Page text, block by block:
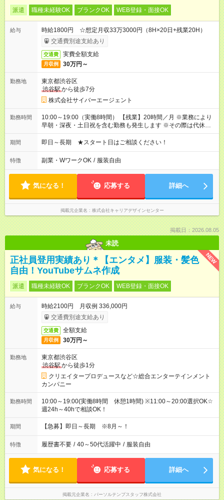
派遣 職種未経験OK ブランクOK WEB登録・面接OK
給与
時給1800円 ☆想定月収33万3000円（8H×20日+残業20H）
交通費別途支給あり
交通費 実費全額支給
月収例 30万円～
勤務地
東京都渋谷区
渋谷駅から徒歩7分
株式会社サイバーエージェント
勤務時間
10:00～19:00（実働8時間） 【残業】20時間／月 ※業務により
早朝・深夜・土日祝を含む勤務も発生します ※その際は代休の
取得をして頂きます
期間 即日～長期 ★スタート日はご相談ください！
特徴 副業・WワークOK / 服装自由
気になる！ 応募する 詳細へ
掲載元企業名 株式会社キャリアデザインセンター
掲載日：2026.08.05
未読
NEW
正社員登用実績あり＊【エンタメ】服装・髪色
自由！YouTubeサムネ作成
派遣 職種未経験OK ブランクOK WEB登録・面接OK
給与
時給2100円 月収例 336,000円
交通費別途支給あり
交通費 全額支給
月収例 30万円～
勤務地
東京都渋谷区
渋谷駅から徒歩1分
クリエイタープロデュースなど☆総合エンターテインメント
カンパニー
勤務時間
10:00～19:00(実働8時間 休憩1時間) ※11:00～20:00選択OK☆
週24h～40hで相談OK！
期間 【急募】即日～長期 ※8月～！
特徴 履歴書不要 / 40～50代活躍中 / 服装自由
気になる！ 応募する 詳細へ
掲載元企業名 パーソルテンプスタッフ株式会社